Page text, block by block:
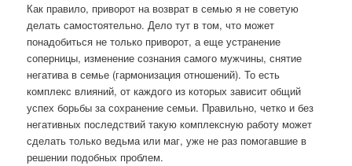
Как правило, приворот на возврат в семью я не советую
делать самостоятельно. Дело тут в том, что может
понадобиться не только приворот, а еще устранение
соперницы, изменение сознания самого мужчины, снятие
негатива в семье (гармонизация отношений). То есть
комплекс влияний, от каждого из которых зависит общий
успех борьбы за сохранение семьи. Правильно, четко и без
негативных последствий такую комплексную работу может
сделать только ведьма или маг, уже не раз помогавшие в
решении подобных проблем.